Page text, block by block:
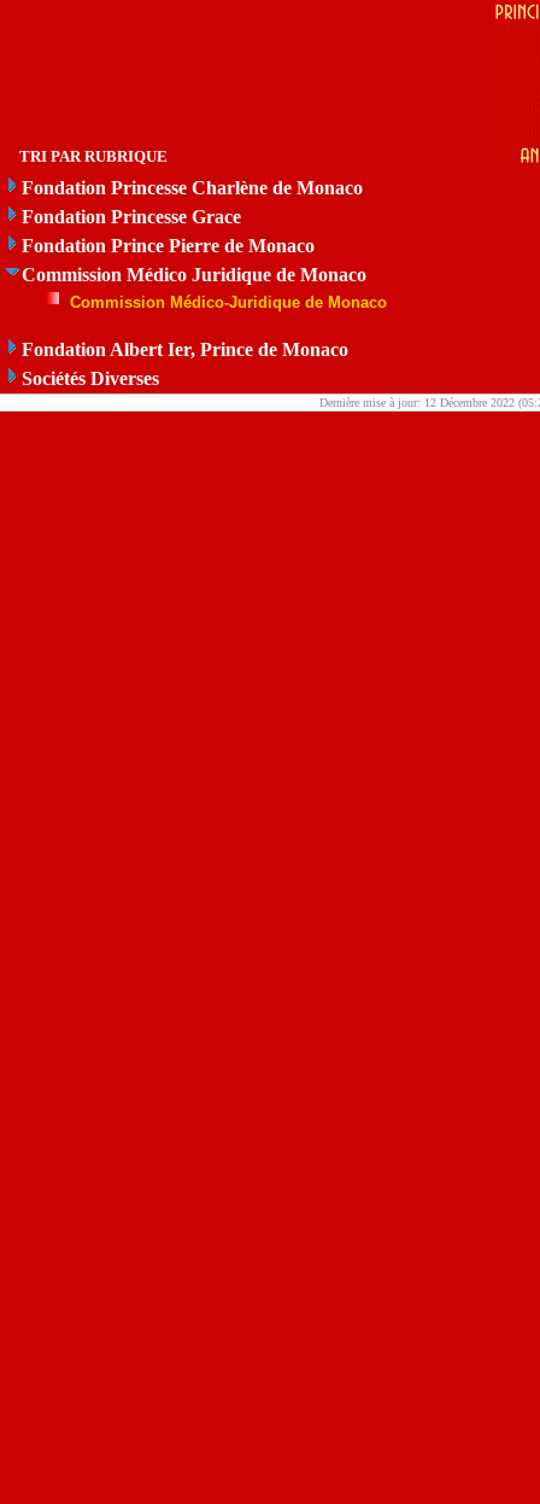
TRI PAR RUBRIQUE
Fondation Princesse Charlène de Monaco
Fondation Princesse Grace
Fondation Prince Pierre de Monaco
Commission Médico Juridique de Monaco
Commission Médico-Juridique de Monaco
Fondation Albert Ier, Prince de Monaco
Sociétés Diverses
Dernière mise à jour: 12 Décembre 2022